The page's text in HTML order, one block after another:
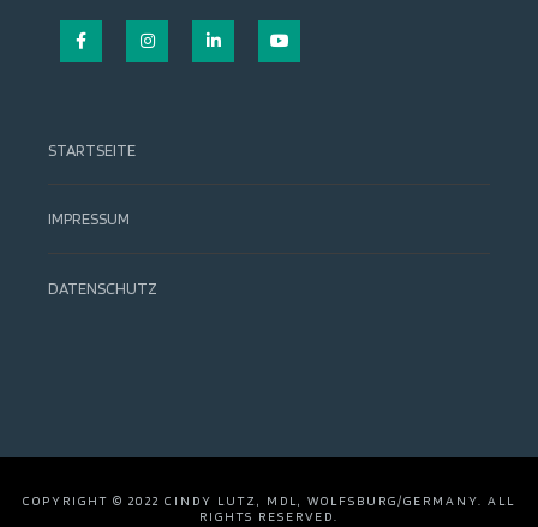
Facebook Instagram LinkedIn
STARTSEITE
IMPRESSUM
DATENSCHUTZ
COPYRIGHT © 2022 CINDY LUTZ, MDL, WOLFSBURG/GERMANY. ALL
RIGHTS RESERVED.